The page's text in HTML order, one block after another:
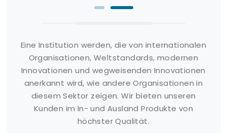
Eine Institution werden, die von internationalen
Organisationen, Weltstandards, modernen
Innovationen und wegweisenden Innovationen
anerkannt wird, wie andere Organisationen in
diesem Sektor zeigen. Wir bieten unseren
Kunden im In- und Ausland Produkte von
höchster Qualität.